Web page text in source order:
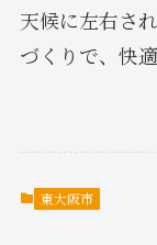
天候に左右さ
づくりで、快
東大阪市